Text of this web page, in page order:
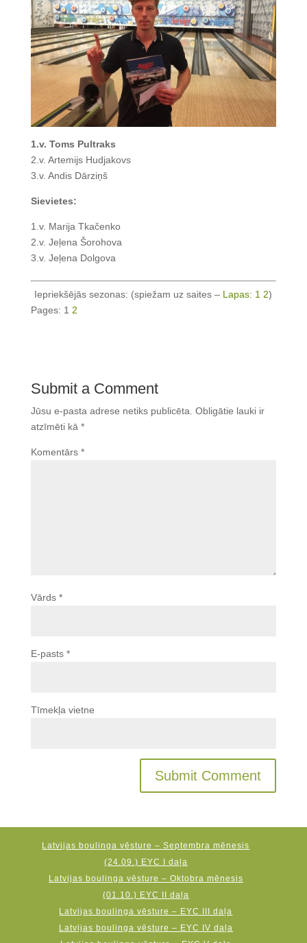
1.v. Toms Pultraks
2.v. Artemijs Hudjakovs
3.v. Andis Dārziņš
Sievietes:
1.v. Marija Tkačenko
2.v. Jeļena Šorohova
3.v. Jeļena Dolgova
Iepriekšējās sezonas: (spiežam uz saites – Lapas: 1 2)
Pages: 1 2
Submit a Comment
Jūsu e-pasta adrese netiks publicēta. Obligātie lauki ir
atzīmēti kā *
Komentārs *
Vārds *
E-pasts *
Tīmekļa vietne
Latvijas boulinga vēsture – Septembra mēnesis
(24.09.) EYC I daļa
Latvijas boulinga vēsture – Oktobra mēnesis
(01.10.) EYC II daļa
Latvijas boulinga vēsture – EYC III daļa
Latvijas boulinga vēsture – EYC IV daļa